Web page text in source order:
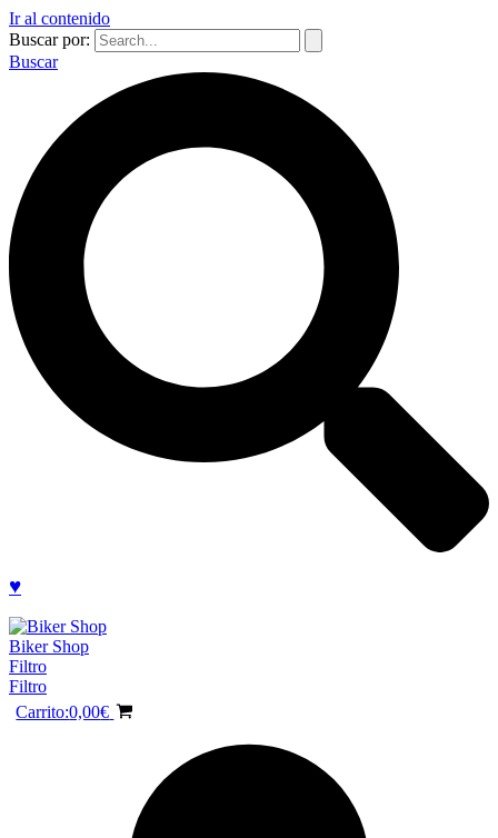
Ir al contenido
Buscar por:
Buscar
♥
Biker Shop
Filtro
Filtro
Carrito:0,00€